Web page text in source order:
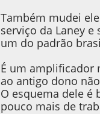
Também mudei
serviço da Laney
um do padrão
É um amplificador
ao antigo dono
O esquema dele é
pouco mais de